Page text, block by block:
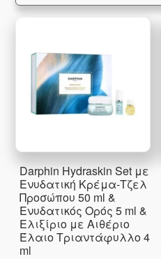
Darphin Hydraskin Set με
Ενυδατική Κρέμα-Τζελ
Προσώπου 50 ml &
Ενυδατικός Ορός 5 ml &
Ελιξίριο με Αιθέριο
Έλαιο Τριαντάφυλλο 4
ml